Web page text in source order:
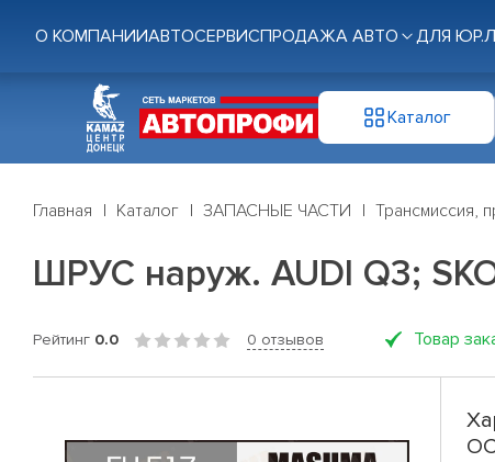
О КОМПАНИИАВТОСЕРВИСПРОДАЖА АВТО ДЛЯ
Каталог
Главная Каталог ЗАПАСНЫЕ ЧАСТИ Трансмиссия,
ШРУС наруж. AUDI Q3;
Рейтинг 0.0 0 отзывов Товар